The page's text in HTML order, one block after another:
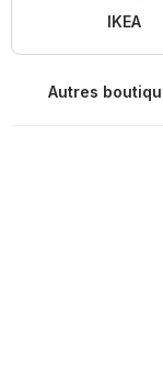
IKEA
Autres